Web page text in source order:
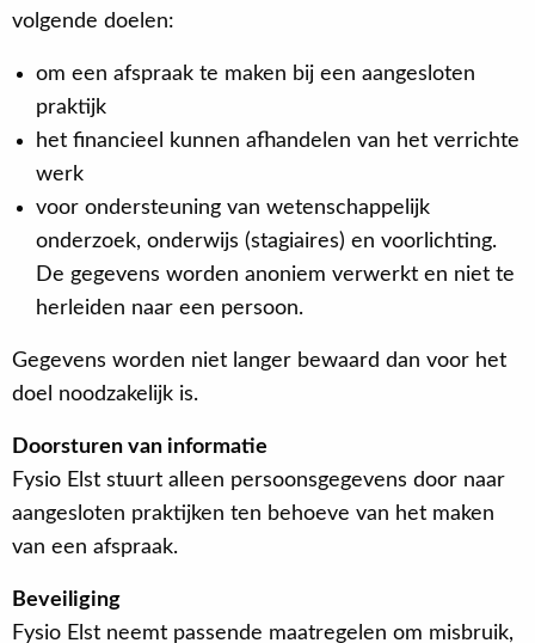
volgende doelen:
om een afspraak te maken bij een aangesloten
praktijk
het financieel kunnen afhandelen van het verrichte
werk
voor ondersteuning van wetenschappelijk
onderzoek, onderwijs (stagiaires) en voorlichting.
De gegevens worden anoniem verwerkt en niet te
herleiden naar een persoon.
Gegevens worden niet langer bewaard dan voor het
doel noodzakelijk is.
Doorsturen van informatie
Fysio Elst stuurt alleen persoonsgegevens door naar
aangesloten praktijken ten behoeve van het maken
van een afspraak.
Beveiliging
Fysio Elst neemt passende maatregelen om misbruik,